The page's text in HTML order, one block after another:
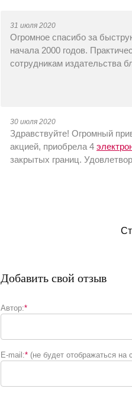
31 июля 2020
Огромное спасибо за
начала 2000 годов.
сотрудникам издательства
30 июля 2020
Здравствуйте! Огромный
акцией, приобрела 4
закрытых границ.
Добавить свой отзыв
Автор:*
E-mail:* (не будет отображаться на